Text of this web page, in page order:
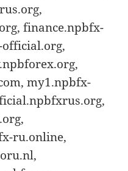
finance.npbfx-
my1.npbfx-
ru.online,